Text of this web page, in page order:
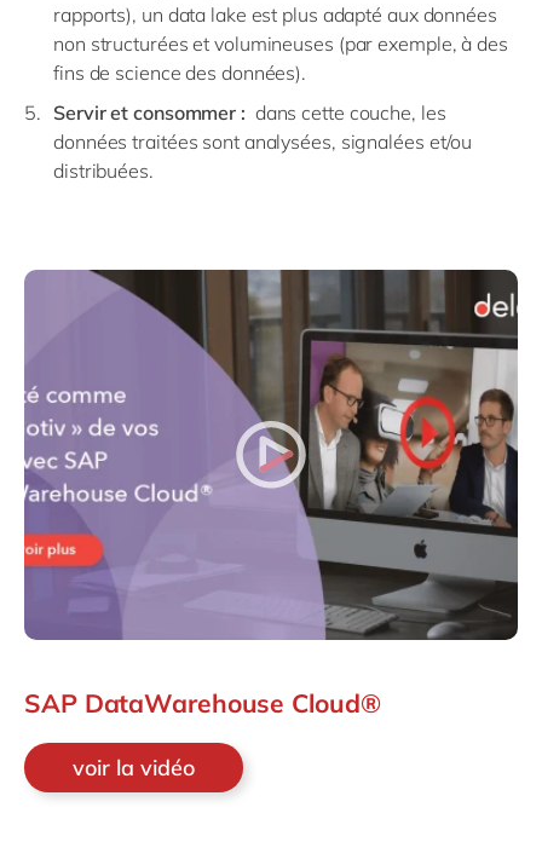
rapports), un data lake est plus adapté aux données
non structurées et volumineuses (par exemple, à des
fins de science des données).
Servir et consommer : dans cette couche, les
données traitées sont analysées, signalées et/ou
distribuées.
SAP DataWarehouse Cloud®
voir la vidéo